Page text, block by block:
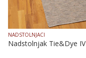
NADSTOLNJACI
Nadstolnjak Tie&Dye IV